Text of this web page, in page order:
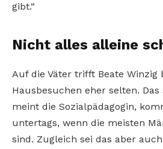
gibt.“
Nicht alles alleine
Auf die Väter trifft Beate Winzig
Hausbesuchen eher selten.
meint die Sozialpädagogin,
untertags, wenn die meisten
sind. Zugleich sei das aber